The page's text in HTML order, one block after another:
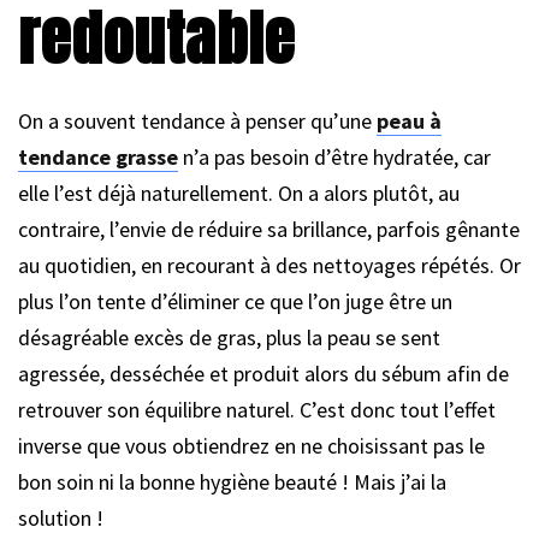
redoutable
On a souvent tendance à penser qu’une peau à
tendance grasse n’a pas besoin d’être hydratée, car
elle l’est déjà naturellement. On a alors plutôt, au
contraire, l’envie de réduire sa brillance, parfois gênante
au quotidien, en recourant à des nettoyages répétés. Or
plus l’on tente d’éliminer ce que l’on juge être un
désagréable excès de gras, plus la peau se sent
agressée, desséchée et produit alors du sébum afin de
retrouver son équilibre naturel. C’est donc tout l’effet
inverse que vous obtiendrez en ne choisissant pas le
bon soin ni la bonne hygiène beauté ! Mais j’ai la
solution !